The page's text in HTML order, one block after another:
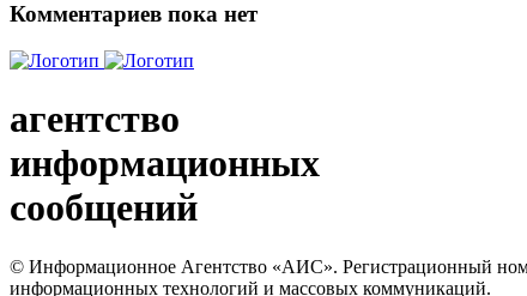
Комментариев пока нет
агентство
информационных
сообщений
© Информационное Агентство «АИС». Регистрационный
информационных технологий и массовых коммуникаций.